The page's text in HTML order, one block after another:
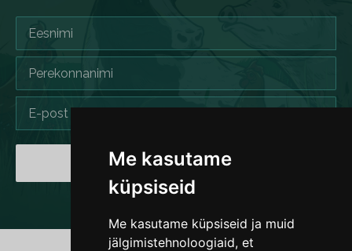
Me kasutame
küpsiseid
Me kasutame küpsiseid ja muid
jälgimistehnoloogiaid, et
LIITU